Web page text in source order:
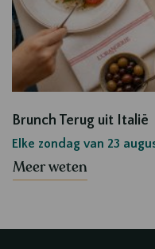
Brunch Terug uit Italië
Elke zondag van 23
Meer weten